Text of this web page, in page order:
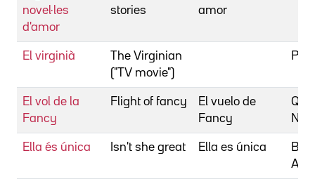
novel·les
d'amor
stories
amor
El virginià
The Virginian
("TV movie")
El vol de la
Fancy
Flight of fancy
El vuelo de
Fancy
Noel
Ella és única Isn't she great Ella es única